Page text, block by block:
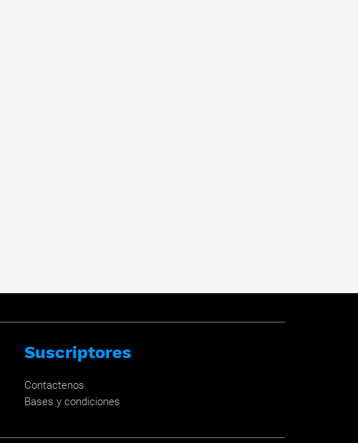
Suscriptores
Contactenos
Bases y condiciones